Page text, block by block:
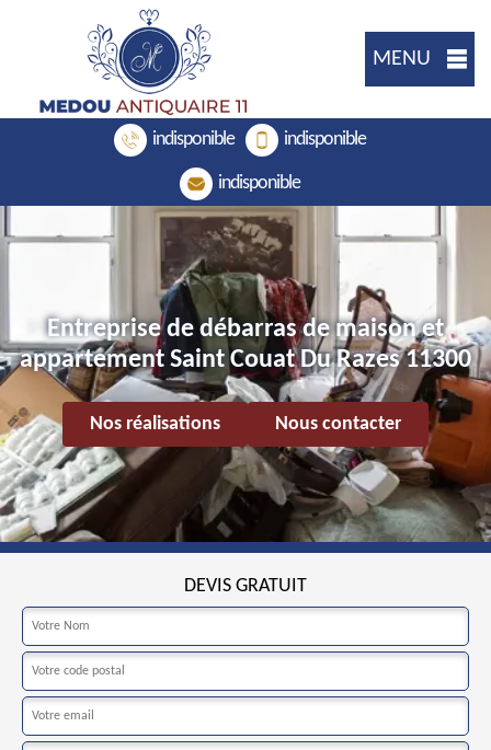
MENU
indisponible indisponible
indisponible
Entreprise de débarras de maison et
appartement Saint Couat Du Razes 11300
Nos réalisations Nous contacter
DEVIS GRATUIT